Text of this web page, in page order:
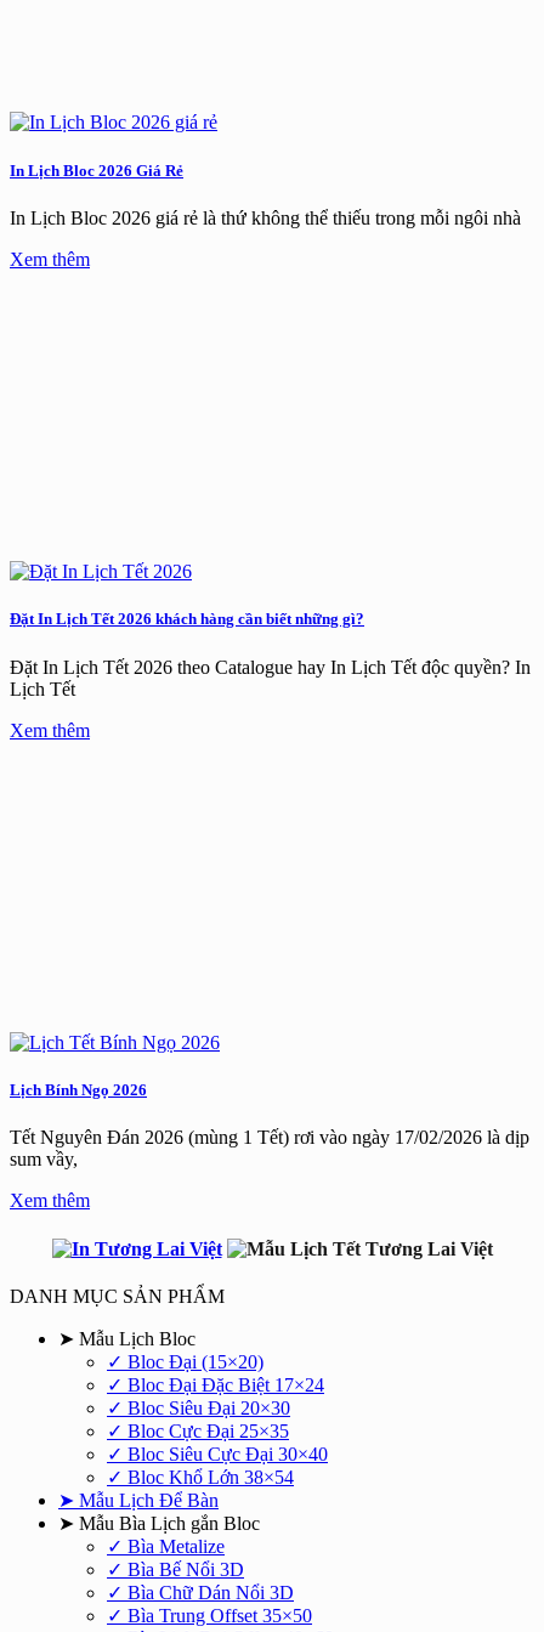
In Lịch Bloc 2026 Giá Rẻ
In Lịch Bloc 2026 giá rẻ là thứ không thể thiếu trong mỗi ngôi nhà
Xem thêm
Đặt In Lịch Tết 2026 khách hàng cần biết những gì?
Đặt In Lịch Tết 2026 theo Catalogue hay In Lịch Tết độc quyền? In
Lịch Tết
Xem thêm
Lịch Bính Ngọ 2026
Tết Nguyên Đán 2026 (mùng 1 Tết) rơi vào ngày 17/02/2026 là dịp
sum vầy,
Xem thêm
DANH MỤC SẢN PHẨM
➤ Mẫu Lịch Bloc
✓ Bloc Đại (15×20)
✓ Bloc Đại Đặc Biệt 17×24
✓ Bloc Siêu Đại 20×30
✓ Bloc Cực Đại 25×35
✓ Bloc Siêu Cực Đại 30×40
✓ Bloc Khổ Lớn 38×54
➤ Mẫu Lịch Để Bàn
➤ Mẫu Bìa Lịch gắn Bloc
✓ Bìa Metalize
✓ Bìa Bế Nổi 3D
✓ Bìa Chữ Dán Nổi 3D
✓ Bìa Trung Offset 35×50